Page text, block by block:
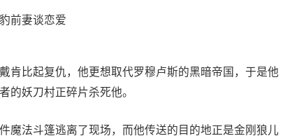
肯比起复仇，他更想取代罗穆卢斯的黑暗帝国，于是他
的妖刀村正碎片杀死他。
魔法斗篷逃离了现场，而他传送的目的地正是金刚狼儿